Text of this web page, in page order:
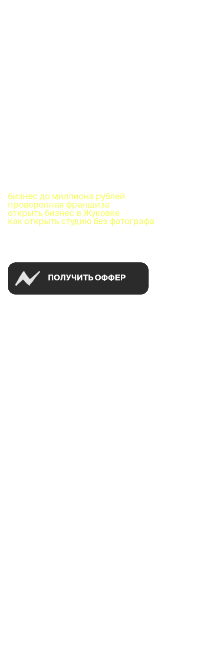
бизнес до миллиона рублей
проверенная франшиза
открыть бизнес в Жуковке
как открыть студию без фотографа
ПОЛУЧИТЬ ОФФЕР